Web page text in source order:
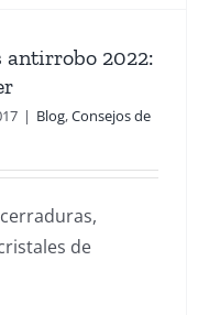
antirrobo 2022:
| Blog,Consejos de
de